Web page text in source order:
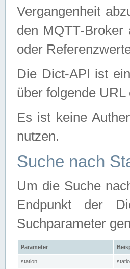
Vergangenheit
den MQTT-Broker
oder
Die Dict-API ist
über folgende URL
Es ist keine
nutzen.
Suche nach
Um die Suche
Endpunkt der
Suchparameter
Parameter
station